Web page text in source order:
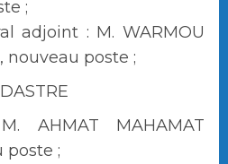
;
adjoint : M. WARMOU
nouveau poste ;
AHMAT MAHAMAT
poste ;